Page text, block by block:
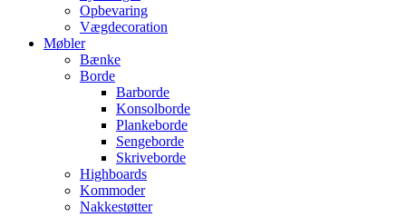
Opbevaring
Vægdecoration
Møbler
Bænke
Borde
Barborde
Konsolborde
Plankeborde
Sengeborde
Skriveborde
Highboards
Kommoder
Nakkestøtter